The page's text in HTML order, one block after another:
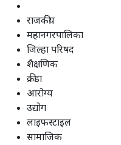
राजकीय
महानगरपालिका
जिल्हा परिषद
शैक्षणिक
क्रीडा
आरोग्य
उद्योग
लाइफस्टाइल
सामाजिक